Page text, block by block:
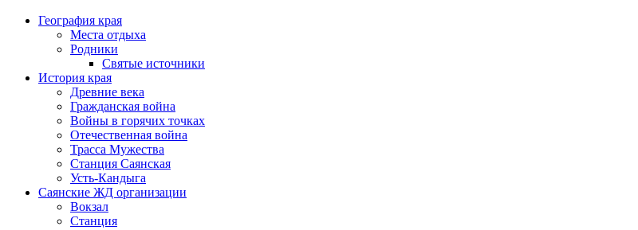
География края
Места отдыха
Родники
Святые источники
История края
Древние века
Гражданская война
Войны в горячих точках
Отечественная война
Трасса Мужества
Станция Саянская
Усть-Кандыга
Саянские ЖД организации
Вокзал
Станция